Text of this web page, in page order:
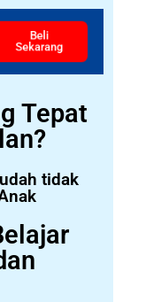
Beli
Sekarang
Tepat
tidak